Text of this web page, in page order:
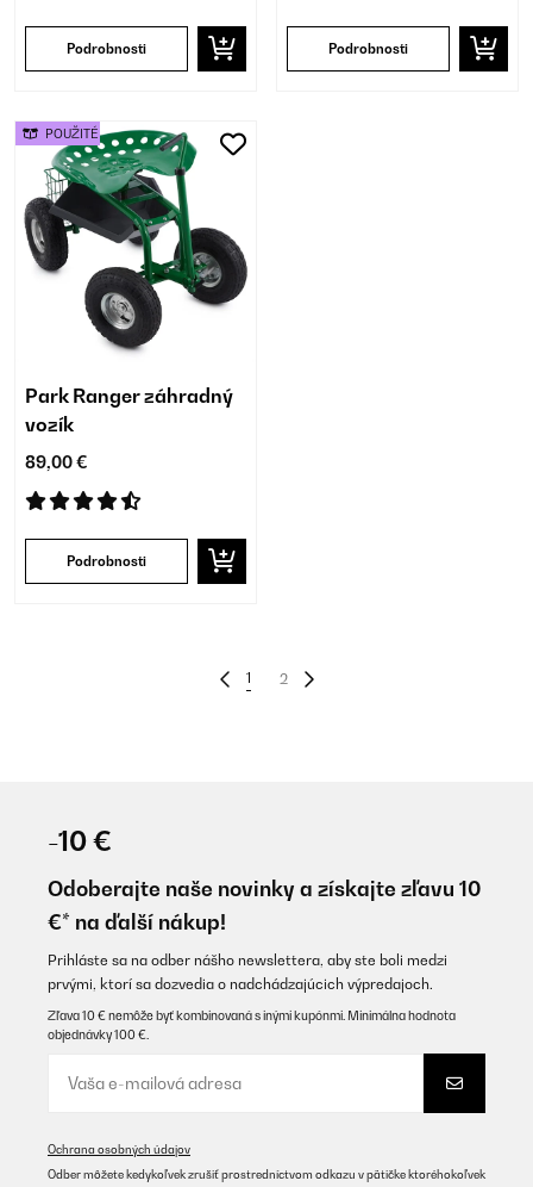
Podrobnosti Podrobnosti
Park Ranger záhradný
vozík
89,00 €
Podrobnosti
POUŽITÉ
1 2
-10 €
Odoberajte naše novinky a získajte zľavu 10
€* na ďalší nákup!
Prihláste sa na odber nášho newslettera, aby ste boli medzi
prvými, ktorí sa dozvedia o nadchádzajúcich výpredajoch.
Zľava 10 € nemôže byť kombinovaná s inými kupónmi. Minimálna hodnota
objednávky 100 €.
Ochrana osobných údajov
Odber môžete kedykoľvek zrušiť prostredníctvom odkazu v pätičke ktoréhokoľvek